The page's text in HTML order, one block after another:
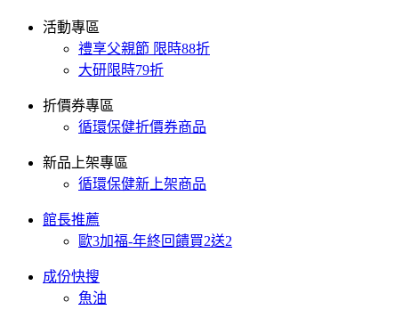
活動專區
禮享父親節 限時88折
大研限時79折
折價券專區
循環保健折價券商品
新品上架專區
循環保健新上架商品
館長推薦
歐3加福-年終回饋買2送2
成份快搜
魚油